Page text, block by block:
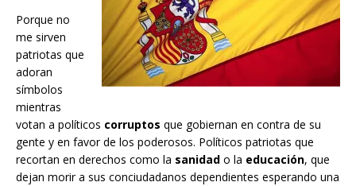
Porque no
me sirven
patriotas que
adoran
símbolos
mientras
votan a políticos corruptos que gobiernan en contra de su
gente y en favor de los poderosos. Políticos patriotas que
recortan en derechos como la sanidad o la educación, que
dejan morir a sus conciudadanos dependientes esperando una